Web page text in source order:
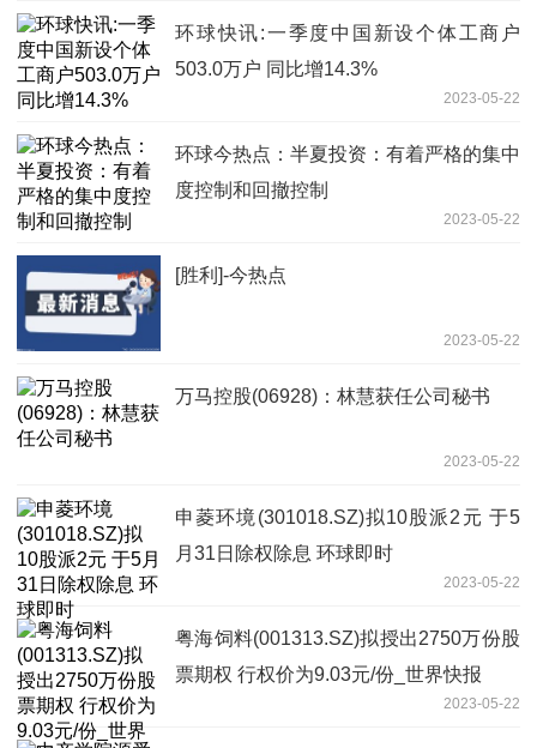
环球快讯:一季度中国新设个体工商户
503.0万户 同比增14.3%
2023-05-22
环球今热点：半夏投资：有着严格的集中
度控制和回撤控制
2023-05-22
[胜利]-今热点
2023-05-22
万马控股(06928)：林慧获任公司秘书
2023-05-22
申菱环境(301018.SZ)拟10股派2元 于5
月31日除权除息 环球即时
2023-05-22
粤海饲料(001313.SZ)拟授出2750万份股
票期权 行权价为9.03元/份_世界快报
2023-05-22